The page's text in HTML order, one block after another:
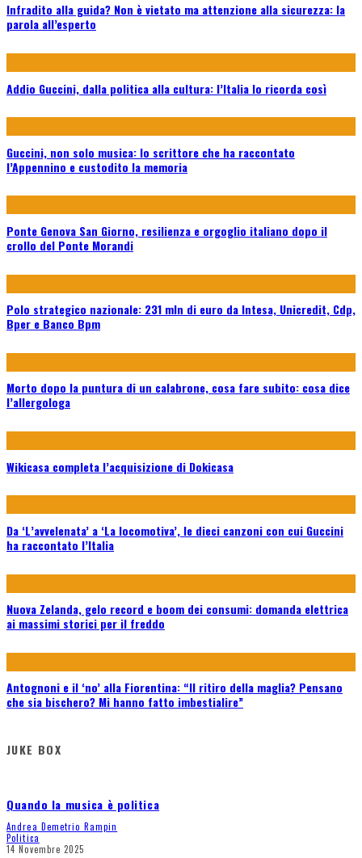
Infradito alla guida? Non è vietato ma attenzione alla sicurezza: la
parola all’esperto
Addio Guccini, dalla politica alla cultura: l’Italia lo ricorda così
Guccini, non solo musica: lo scrittore che ha raccontato
l’Appennino e custodito la memoria
Ponte Genova San Giorno, resilienza e orgoglio italiano dopo il
crollo del Ponte Morandi
Polo strategico nazionale: 231 mln di euro da Intesa, Unicredit, Cdp,
Bper e Banco Bpm
Morto dopo la puntura di un calabrone, cosa fare subito: cosa dice
l’allergologa
Wikicasa completa l’acquisizione di Dokicasa
Da ‘L’avvelenata’ a ‘La locomotiva’, le dieci canzoni con cui Guccini
ha raccontato l’Italia
Nuova Zelanda, gelo record e boom dei consumi: domanda elettrica
ai massimi storici per il freddo
Antognoni e il ‘no’ alla Fiorentina: “Il ritiro della maglia? Pensano
che sia bischero? Mi hanno fatto imbestialire”
JUKE BOX
Quando la musica è politica
Andrea Demetrio Rampin
Politica
14 Novembre 2025